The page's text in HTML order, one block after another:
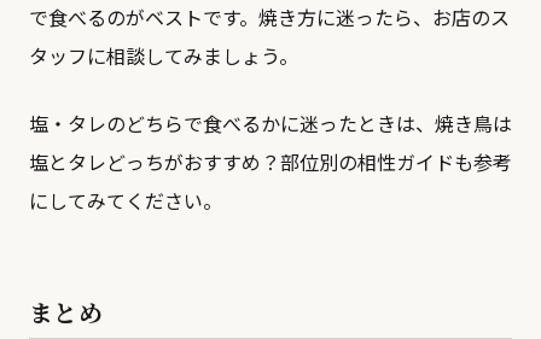
で食べるのがベストです。焼き方に迷ったら、お店のス
タッフに相談してみましょう。
塩・タレのどちらで食べるかに迷ったときは、 焼き鳥は
塩とタレどっちがおすすめ？部位別の相性ガイドも参考
にしてみてください。
まとめ